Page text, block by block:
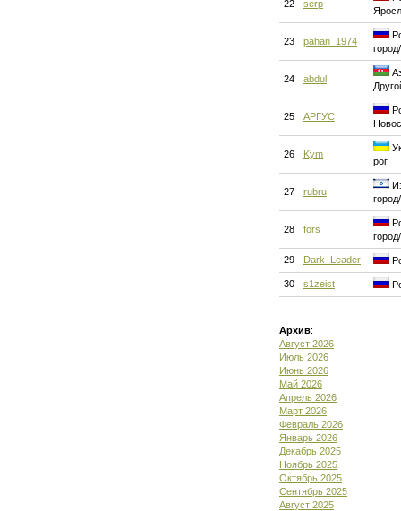
22 serp
23 pahan_1974
24 abdul
25 АРГУС
26 Kym
рог
27 rubru
28 fors
29 Dark_Leader
30 s1zeist
Архив:
Август 2026
Июль 2026
Июнь 2026
Май 2026
Апрель 2026
Март 2026
Февраль 2026
Январь 2026
Декабрь 2025
Ноябрь 2025
Октябрь 2025
Сентябрь 2025
Август 2025